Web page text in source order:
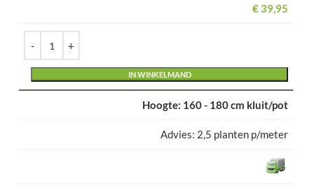
€39,95
IN WINKELMAND
160 - 180 cm kluit/pot
2,5 planten p/meter